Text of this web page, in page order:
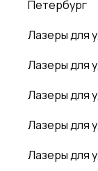
Петербург
Лазеры для
Лазеры для
Лазеры для
Лазеры для
Лазеры для